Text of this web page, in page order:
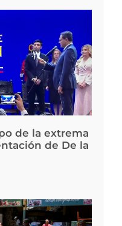
de la extrema
de De la